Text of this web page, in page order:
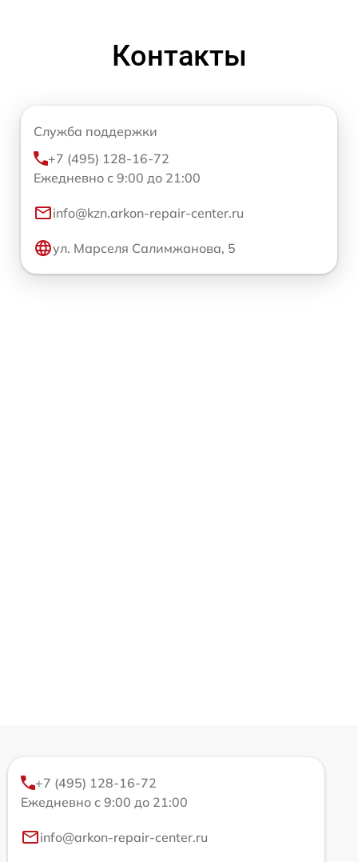
Контакты
Служба поддержки
+7 (495) 128-16-72
Ежедневно с 9:00 до 21:00
info@kzn.arkon-repair-center.ru
ул. Марселя Салимжанова, 5
+7 (495) 128-16-72
Ежедневно с 9:00 до 21:00
info@arkon-repair-center.ru